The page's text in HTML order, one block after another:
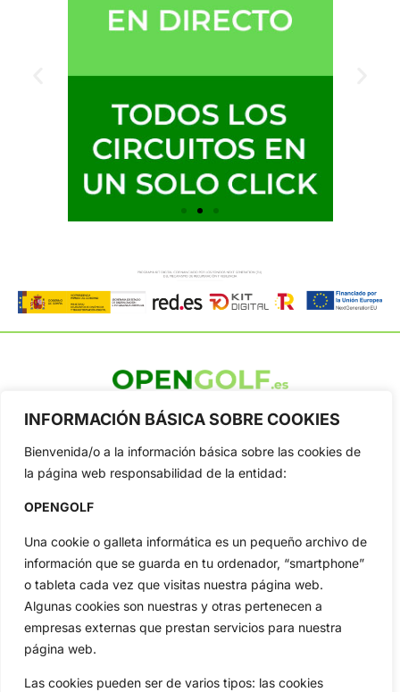
INFORMACIÓN BÁSICA SOBRE COOKIES
Bienvenida/o a la información básica sobre las cookies de
la página web responsabilidad de la entidad:
OPENGOLF
Una cookie o galleta informática es un pequeño archivo de
información que se guarda en tu ordenador, “smartphone”
o tableta cada vez que visitas nuestra página web.
Algunas cookies son nuestras y otras pertenecen a
empresas externas que prestan servicios para nuestra
página web.
Las cookies pueden ser de varios tipos: las cookies
OpenGolf ofrece toda la actualidad, información del golf
profesional y amateur, resultados en directo, vídeos, noticias,
Jon Rahm, LIV Golf, PGA Tour, Ryder Cup, DP World Tour, LPGA
Tour...
Inicio
Actualidad
Amateurs
Circuitos
Especiales
Ryder Cup
Reglas
Vídeos
De Interés
Compañía
Política de Privacidad